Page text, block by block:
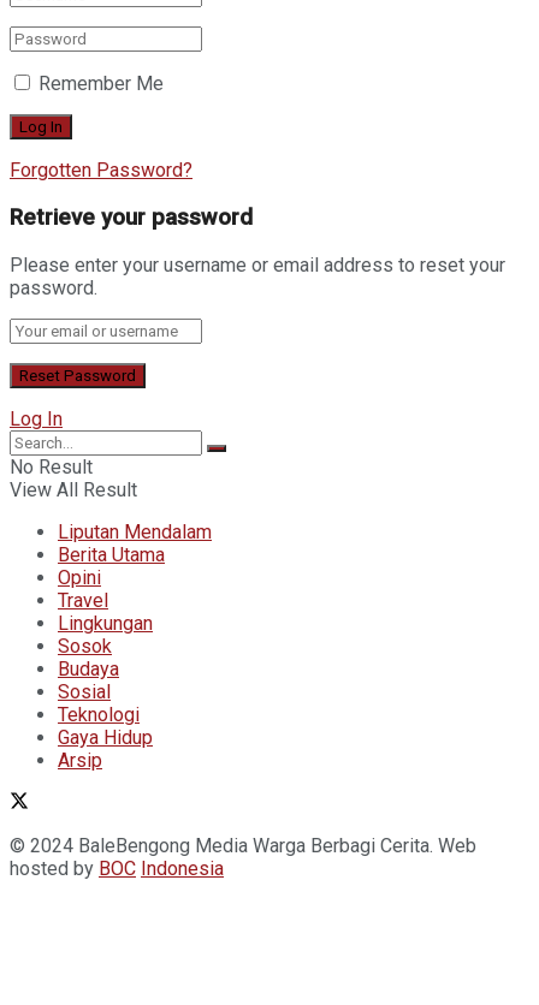
Remember Me
Forgotten Password?
Retrieve your password
Please enter your username or email address to reset your
password.
Log In
No Result
View All Result
Liputan Mendalam
Berita Utama
Opini
Travel
Lingkungan
Sosok
Budaya
Sosial
Teknologi
Gaya Hidup
Arsip
© 2024 BaleBengong Media Warga Berbagi Cerita. Web
hosted by BOC Indonesia